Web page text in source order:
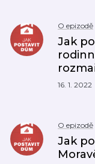
O epizodě
Jak
16. 1. 2022
O epizodě
Jak